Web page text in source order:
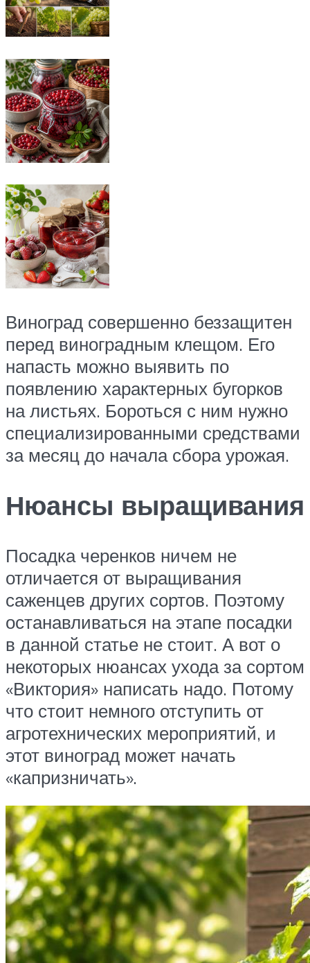
Виноград совершенно беззащитен
перед виноградным клещом. Его
напасть можно выявить по
появлению характерных бугорков
на листьях. Бороться с ним нужно
специализированными средствами
за месяц до начала сбора урожая.
Нюансы выращивания
Посадка черенков ничем не
отличается от выращивания
саженцев других сортов. Поэтому
останавливаться на этапе посадки
в данной статье не стоит. А вот о
некоторых нюансах ухода за сортом
«Виктория» написать надо. Потому
что стоит немного отступить от
агротехнических мероприятий, и
этот виноград может начать
«капризничать».